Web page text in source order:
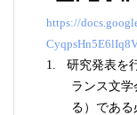
https://
1. 研究発表を
ランス文学
る）であ